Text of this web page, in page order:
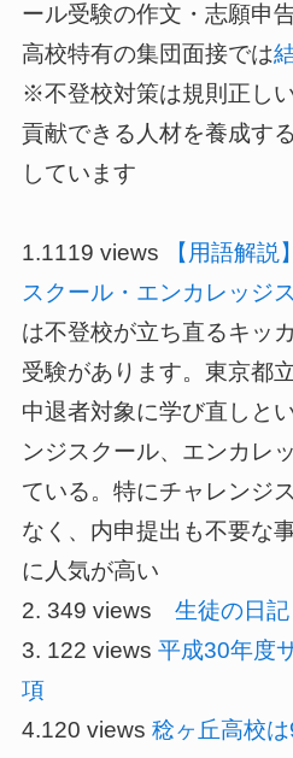
ール受験の作文・志願申
高校特有の集団面接では
※不登校対策は規則正し
貢献できる人材を養成す
しています
1.1119 views
【用語解
スクール・エンカレッジ
は不登校が立ち直るキッ
受験があります。東京都
中退者対象に学び直しと
ンジスクール、エンカレ
ている。特にチャレンジ
なく、内申提出も不要な
に人気が高い
2. 349 views 生徒の日記
3. 122 views 平成30年度
項
4.120 views 稔ヶ丘高校